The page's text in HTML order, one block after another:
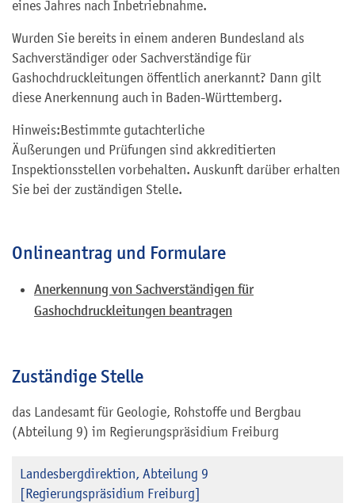
eines Jahres nach Inbetriebnahme.
Wurden Sie bereits in einem anderen Bundesland als
Sachverständiger oder Sachverständige für
Gashochdruckleitungen öffentlich anerkannt? Dann gilt
diese Anerkennung auch in Baden-Württemberg.
Hinweis:Bestimmte gutachterliche
Äußerungen und Prüfungen sind akkreditierten
Inspektionsstellen vorbehalten. Auskunft darüber erhalten
Sie bei der zuständigen Stelle.
Onlineantrag und Formulare
Anerkennung von Sachverständigen für
Gashochdruckleitungen beantragen
Zuständige Stelle
das Landesamt für Geologie, Rohstoffe und Bergbau
(Abteilung 9) im Regierungspräsidium Freiburg
Landesbergdirektion, Abteilung 9
[Regierungspräsidium Freiburg]